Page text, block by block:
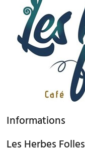
Informations
Les Herbes Folles